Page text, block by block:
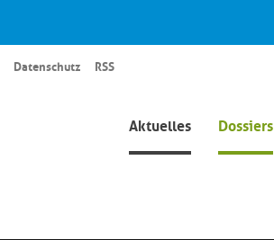
Aktuelles Dossiers
Datenschutz RSS